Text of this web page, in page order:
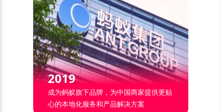
2019
成为蚂蚁旗下品牌，为中国商家提供更贴
心的本地化服务和产品解决方案